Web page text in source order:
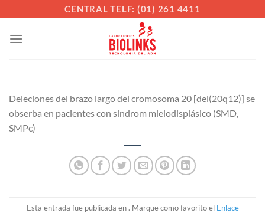
al
contenido
CENTRAL TELF: (01) 261 4411
Deleciones del brazo largo del cromosoma 20 [del(20q12)] se
obserba en pacientes con sindrom mielodisplásico (SMD,
SMPc)
Esta entrada fue publicada en . Marque como favorito el Enlace